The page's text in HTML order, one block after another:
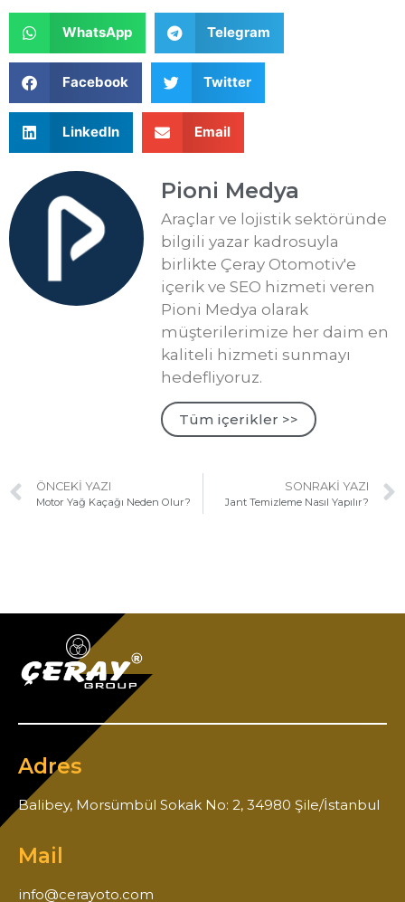
WhatsApp Telegram
Facebook Twitter
LinkedIn Email
Pioni Medya
Araçlar ve lojistik sektöründe
bilgili yazar kadrosuyla
birlikte Çeray Otomotiv'e
içerik ve SEO hizmeti veren
Pioni Medya olarak
müşterilerimize her daim en
kaliteli hizmeti sunmayı
hedefliyoruz.
Tüm içerikler >>
ÖNCEKI YAZI
Motor Yağ Kaçağı Neden Olur?
SONRAKI YAZI
Jant Temizleme Nasıl Yapılır?
Adres
Balibey, Morsümbül Sokak No: 2, 34980 Şile/İstanbul
Mail
info@cerayoto.com